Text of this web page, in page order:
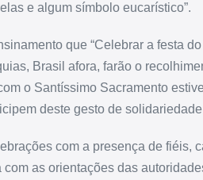
e algum símbolo eucarístico”.
que “Celebrar a festa
Brasil afora, farão o
o Santíssimo Sacramento
deste gesto de
com a presença de fiéis,
com as orientações das